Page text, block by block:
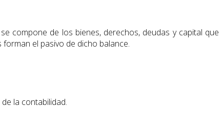
compone de los bienes, derechos, deudas y capital que
el pasivo de dicho balance.
la contabilidad.